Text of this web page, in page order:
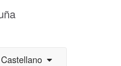
Castellano